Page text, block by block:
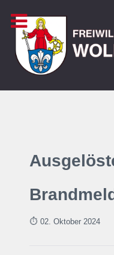
⏱ 02. Oktober 2024